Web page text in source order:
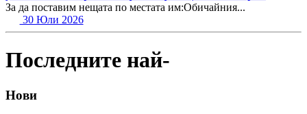
За да поставим нещата по местата им:Обичайния...
30 Юли 2026
Последните най-
Нови